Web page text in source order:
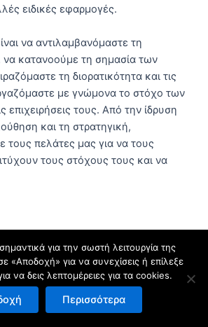
ειδικές εφαρμογές.
να αντιλαμβανόμαστε τη
να κατανοούμε τη σημασία των
τη διορατικότητα και τις
με γνώμονα το στόχο των
επιχειρήσεις τους. Από την ίδρυση
και τη στρατηγική,
τους πελάτες μας για να τους
τους στόχους τους και να
Γραφείο Ε.Ν.Α - Ελένη & Νικολέττα
| Powered by L3O
για την σωστή λειτουργία της
«Αποδοχή» για να συνεχίσεις ή επίλεξε
να δεις λεπτομέρειες για τα cookies.
Περισσότερα